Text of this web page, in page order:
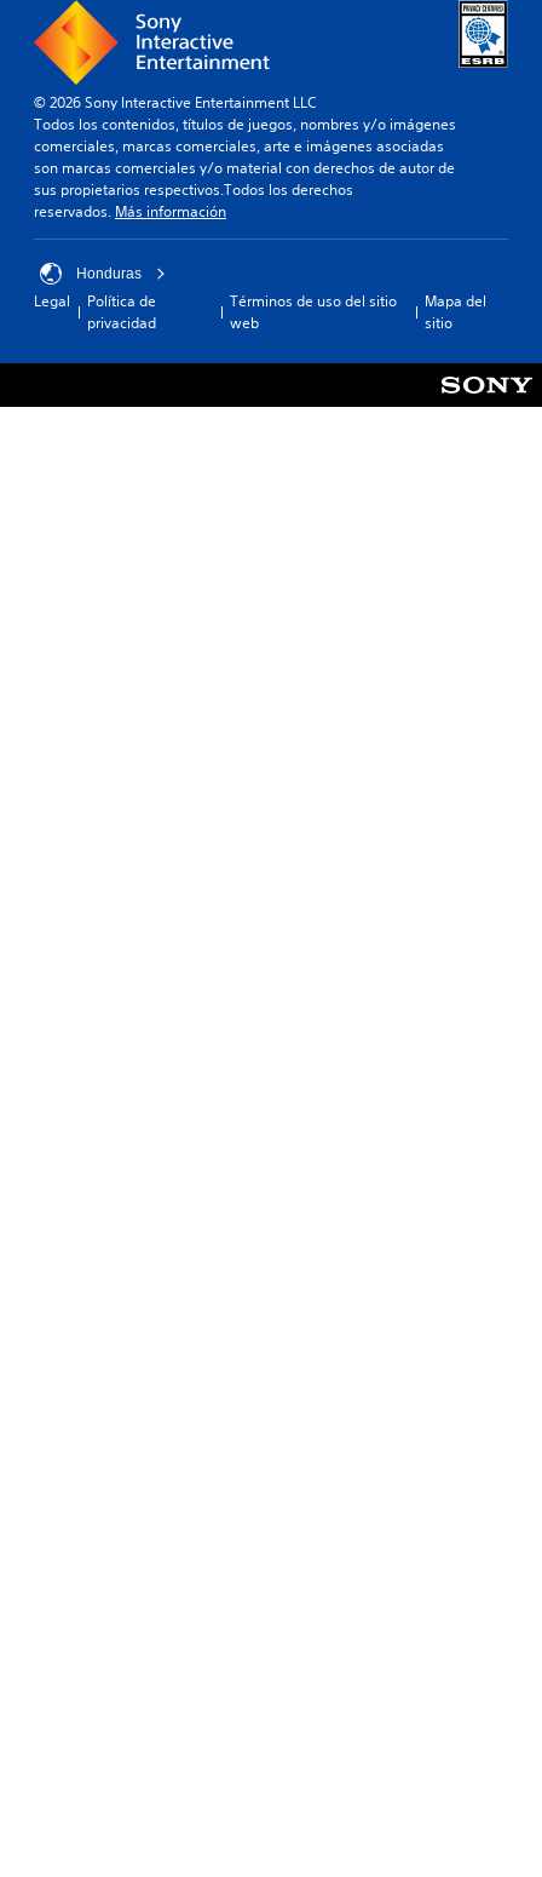
© 2026 Sony Interactive Entertainment LLC
Todos los contenidos, títulos de juegos, nombres y/o imágenes
comerciales, marcas comerciales, arte e imágenes asociadas
son marcas comerciales y/o material con derechos de autor de
sus propietarios respectivos.Todos los derechos
reservados. Más información
Honduras
Legal
Política de
privacidad
Términos de uso del sitio
web
Mapa del
sitio